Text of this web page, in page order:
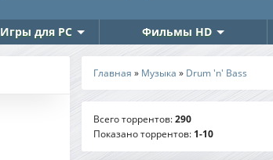
Игры для PC Фильмы HD
Главная » Музыка » Drum 'n' Bass
Всего торрентов:290
Показано торрентов: 1-10